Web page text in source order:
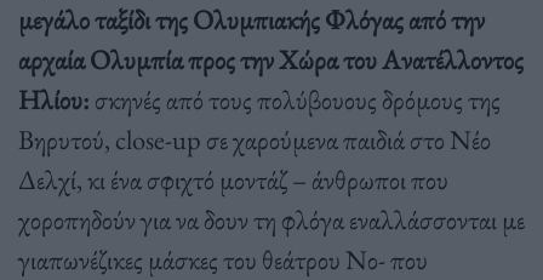
μεγάλο ταξίδι της Ολυμπιακής Φλόγας από την
αρχαία Ολυμπία προς την Χώρα του Ανατέλλοντος
Ηλίου: σκηνές από τους πολύβουους δρόμους της
Βηρυτού, close-up σε χαρούμενα παιδιά στο Νέο
Δελχί, κι ένα σφιχτό μοντάζ – άνθρωποι που
χοροπηδούν για να δουν τη φλόγα εναλλάσσονται με
γιαπωνέζικες μάσκες του θεάτρου Νο- που